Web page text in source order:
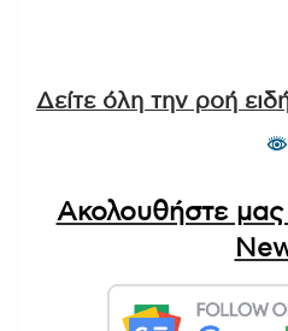
Δείτε όλη την ροή
Ακολουθήστε